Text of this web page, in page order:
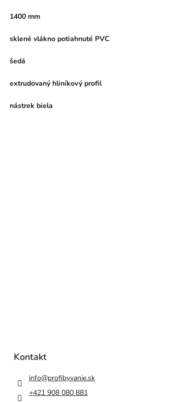
1400 mm
sklené vlákno potiahnuté PVC
šedá
extrudovaný hliníkový profil
nástrek biela
Kontakt
info@profibyvanie.sk
+421 908 080 881